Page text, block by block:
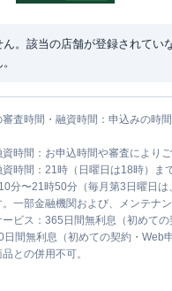
。該当の店舗が登録されてい
査時間・融資時間：申込みの時
時間：お申込時間や審査により
時間：21時（日曜日は18時）
分〜21時50分（毎月第3日曜日
一部金融機関および、メンテナン
ービス：365日間無利息（初めて
間無利息（初めての契約・
との併用不可。